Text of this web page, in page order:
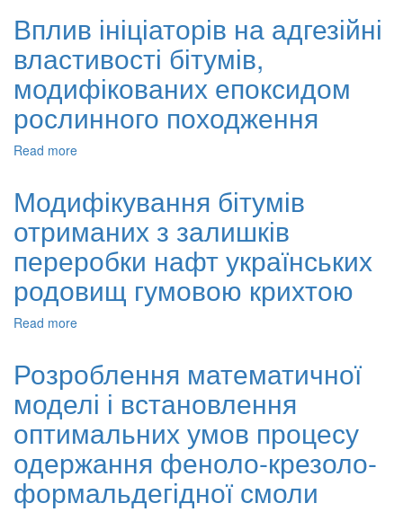
Модифікування
бітумів
малеїновим
ангідридом
бітумів
їх
стійкістю
до
старіння
Вплив ініціаторів на адгезійні
властивості бітумів,
модифікованих епоксидом
рослинного походження
Read more
на
адгезійні
властивості
бітумів,
модифікованих
епоксидом
рослинного
Модифікування бітумів
отриманих з залишків
переробки нафт українських
родовищ гумовою крихтою
Read more
отриманих
залишків
переробки
нафт
українських
родовищ
гумовою
Розроблення математичної
моделі і встановлення
оптимальних умов процесу
одержання феноло-крезоло-
формальдегідної смоли